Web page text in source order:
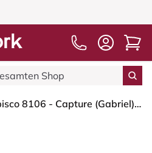
HÅG Capisco 8106 - Capture (Gabriel) - Wolle / Polyamid - CPT4401 - Warm grey - Silber - 150mm (Sitzhöhe 40-55cm) - Harte Rollen für weiche Böden